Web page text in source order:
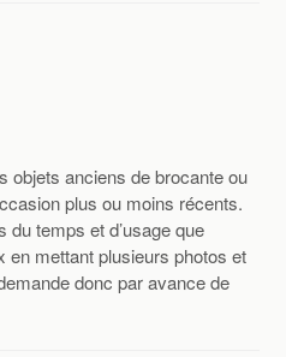
objets anciens de brocante ou
plus ou moins récents.
temps et d’usage que
en mettant plusieurs photos et
donc par avance de